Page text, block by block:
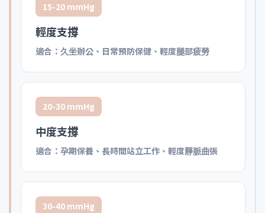
15-20 mmHg
輕度支撐
適合：久坐辦公、日常預防保健、輕度腿部疲勞
20-30 mmHg
中度支撐
適合：孕期保養、長時間站立工作、輕度靜脈曲張
30-40 mmHg